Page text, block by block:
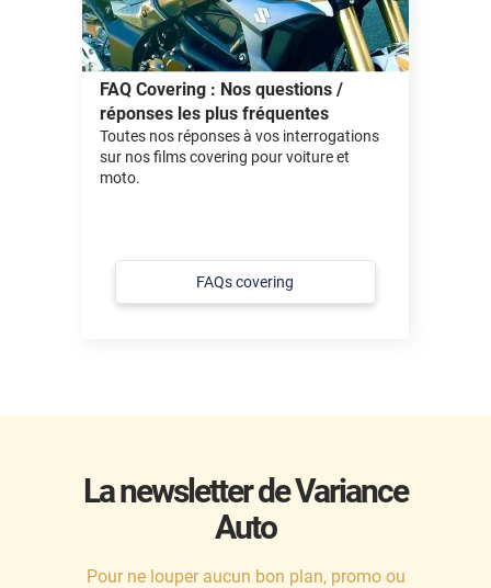
FAQ Covering : Nos questions /
réponses les plus fréquentes
Toutes nos réponses à vos interrogations
sur nos films covering pour voiture et
moto.
FAQs covering
La newsletter de Variance
Auto
Pour ne louper aucun bon plan, promo ou